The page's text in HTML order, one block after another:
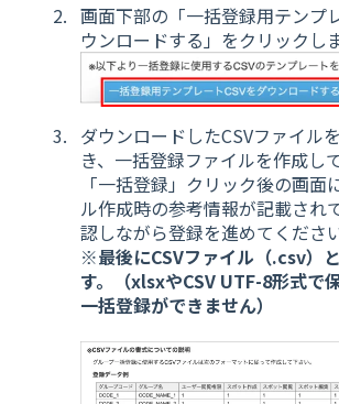
画面下部の「一括登録用テンプ
ウンロードする」をクリックしま
ダウンロードしたCSVファイル
き、一括登録ファイルを作成し
「一括登録」クリック後の画面
ル作成時の参考情報が記載され
認しながら登録を進めてください
※最後にCSVファイル（.csv）
す。（xlsxやCSV UTF-8形式で
一括登録ができません）